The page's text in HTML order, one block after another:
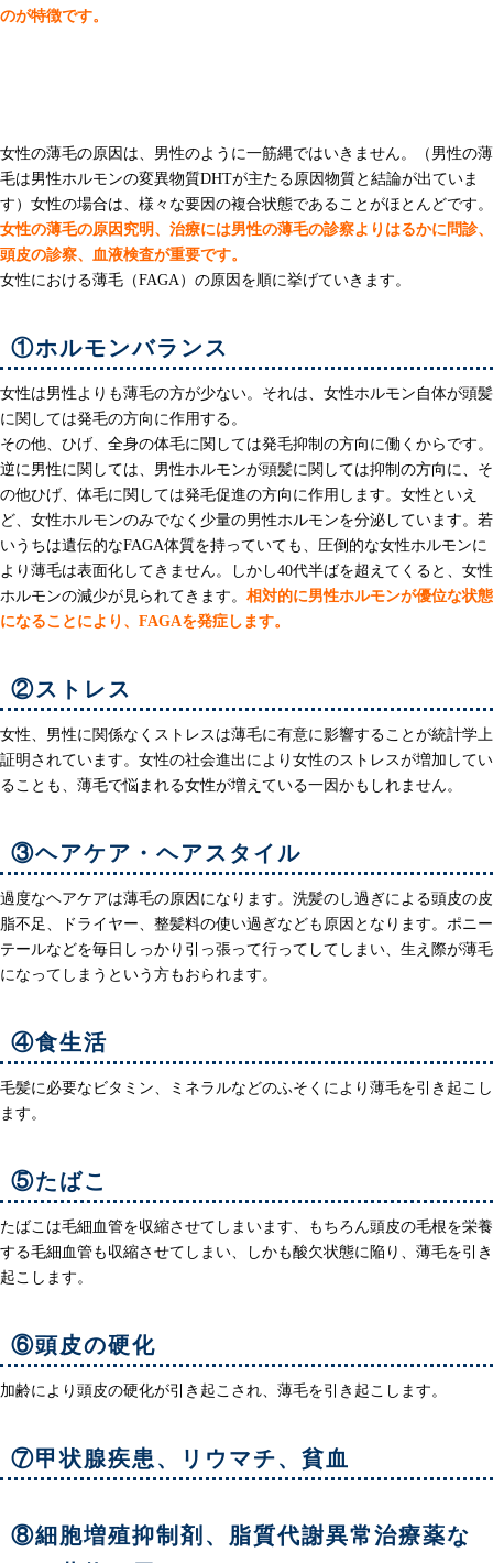
のが特徴です。
女性の薄毛の原因は、男性のように一筋縄ではいきません。（男性の薄
毛は男性ホルモンの変異物質DHTが主たる原因物質と結論が出ていま
す）女性の場合は、様々な要因の複合状態であることがほとんどです。
女性の薄毛の原因究明、治療には男性の薄毛の診察よりはるかに問診、
頭皮の診察、血液検査が重要です。
女性における薄毛（FAGA）の原因を順に挙げていきます。
①ホルモンバランス
女性は男性よりも薄毛の方が少ない。それは、女性ホルモン自体が頭髪
に関しては発毛の方向に作用する。
その他、ひげ、全身の体毛に関しては発毛抑制の方向に働くからです。
逆に男性に関しては、男性ホルモンが頭髪に関しては抑制の方向に、そ
の他ひげ、体毛に関しては発毛促進の方向に作用します。女性といえ
ど、女性ホルモンのみでなく少量の男性ホルモンを分泌しています。若
いうちは遺伝的なFAGA体質を持っていても、圧倒的な女性ホルモンに
より薄毛は表面化してきません。しかし40代半ばを超えてくると、女性
ホルモンの減少が見られてきます。 相対的に男性ホルモンが優位な状態
になることにより、FAGAを発症します。
②ストレス
女性、男性に関係なくストレスは薄毛に有意に影響することが統計学上
証明されています。女性の社会進出により女性のストレスが増加してい
ることも、薄毛で悩まれる女性が増えている一因かもしれません。
③ヘアケア・ヘアスタイル
過度なヘアケアは薄毛の原因になります。洗髪のし過ぎによる頭皮の皮
脂不足、ドライヤー、整髪料の使い過ぎなども原因となります。ポニー
テールなどを毎日しっかり引っ張って行ってしてしまい、生え際が薄毛
になってしまうという方もおられます。
④食生活
毛髪に必要なビタミン、ミネラルなどのふそくにより薄毛を引き起こし
ます。
⑤たばこ
たばこは毛細血管を収縮させてしまいます、もちろん頭皮の毛根を栄養
する毛細血管も収縮させてしまい、しかも酸欠状態に陥り、薄毛を引き
起こします。
⑥頭皮の硬化
加齢により頭皮の硬化が引き起こされ、薄毛を引き起こします。
⑦甲状腺疾患、リウマチ、貧血
⑧細胞増殖抑制剤、脂質代謝異常治療薬な